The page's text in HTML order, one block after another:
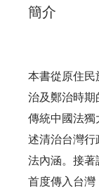
簡介
本書從原住民
治及鄭治時期
傳統中國法獨
述清治台灣行
法內涵。接著
首度傳入台灣